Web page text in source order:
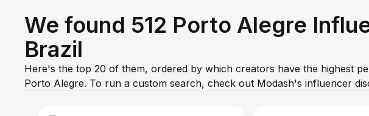
We found 512 Porto Alegre
Brazil
Here's the top 20 of them, ordered by which creators have the highest
Porto Alegre. To run a custom search, check out Modash's influencer